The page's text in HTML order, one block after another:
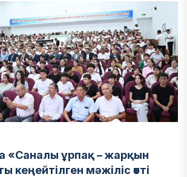
«Саналы ұрпақ – жарқын
кеңейтілген мәжіліс өтті